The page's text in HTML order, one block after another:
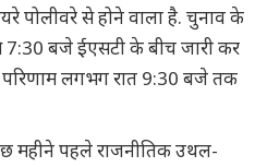
पोलीवरे से होने वाला है. चुनाव के
बजे ईएसटी के बीच जारी कर
परिणाम लगभग रात 9:30 बजे तक
कुछ महीने पहले राजनीतिक उथल-